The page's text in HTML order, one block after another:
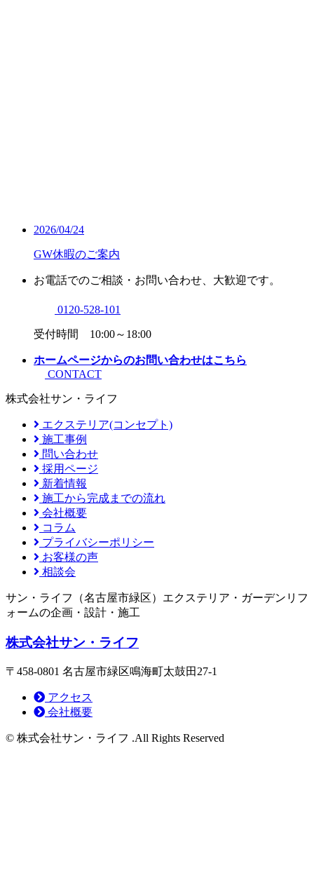
2026/04/24
GW休暇のご案内
お電話でのご相談・お問い合わせ、大歓迎です。
0120-528-101
受付時間 10:00～18:00
ホームページからのお問い合わせはこちら
CONTACT
株式会社サン・ライフ
エクステリア(コンセプト)
施工事例
問い合わせ
採用ページ
新着情報
施工から完成までの流れ
会社概要
コラム
プライバシーポリシー
お客様の声
相談会
サン・ライフ（名古屋市緑区）エクステリア・ガーデンリフ
ォームの企画・設計・施工
株式会社サン・ライフ
〒458-0801 名古屋市緑区鳴海町太鼓田27-1
アクセス
会社概要
© 株式会社サン・ライフ .All Rights Reserved